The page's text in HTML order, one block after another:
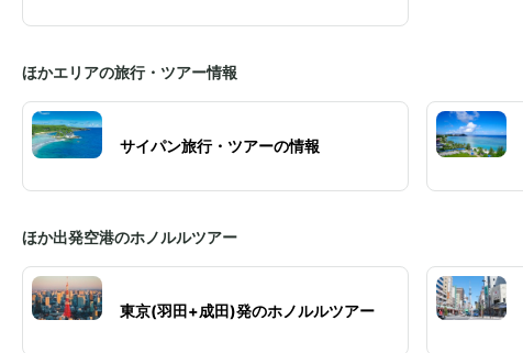
ほかエリアの旅行・ツアー情報
サイパン旅行・ツアーの情報
ほか出発空港のホノルルツアー
東京(羽田+成田)発のホノルルツアー